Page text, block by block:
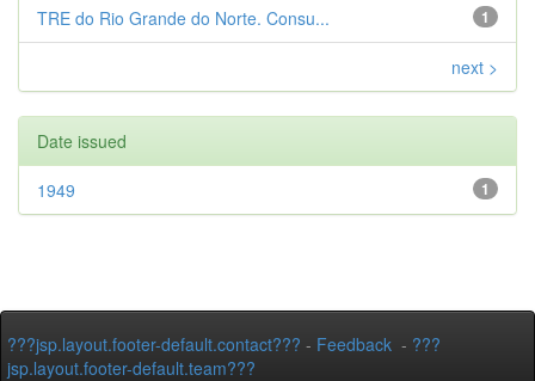
1
TRE do Rio Grande do Norte. Consu...
next >
Date issued
1
1949
???jsp.layout.footer-default.contact??? - Feedback - ???
jsp.layout.footer-default.team???